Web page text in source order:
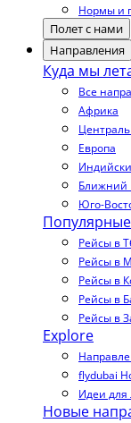
Нормы и
Полет с нами
Направления
Куда мы
Все
Африка
Европа
Ближний
Юго-
Рейсы в
Рейсы в
Рейсы в
Рейсы в
Рейсы в
Explore
flydubai
Идеи для
Новые